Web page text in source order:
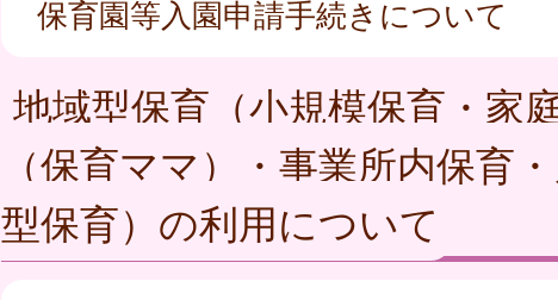
保育園等入園申請手続きについて
地域型保育（小規模保育・家
（保育ママ）・事業所内保育
型保育）の利用について